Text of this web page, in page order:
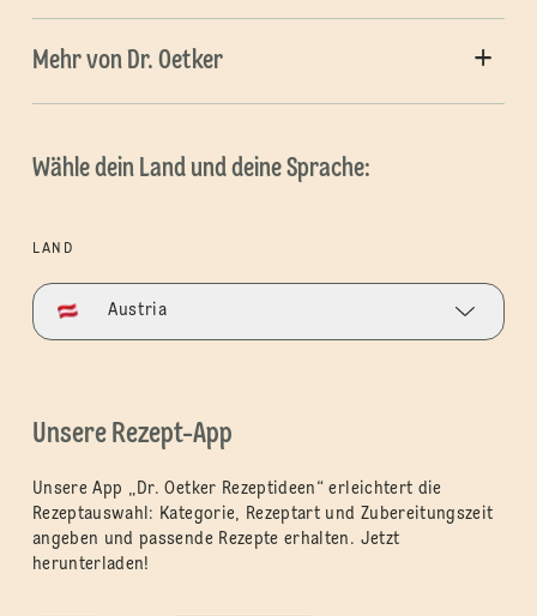
Mehr von Dr. Oetker
Wähle dein Land und deine Sprache:
LAND
Austria
Unsere Rezept-App
Unsere App „Dr. Oetker Rezeptideen“ erleichtert die
Rezeptauswahl: Kategorie, Rezeptart und Zubereitungszeit
angeben und passende Rezepte erhalten. Jetzt
herunterladen!